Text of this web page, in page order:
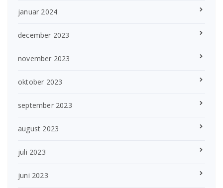
januar 2024
december 2023
november 2023
oktober 2023
september 2023
august 2023
juli 2023
juni 2023